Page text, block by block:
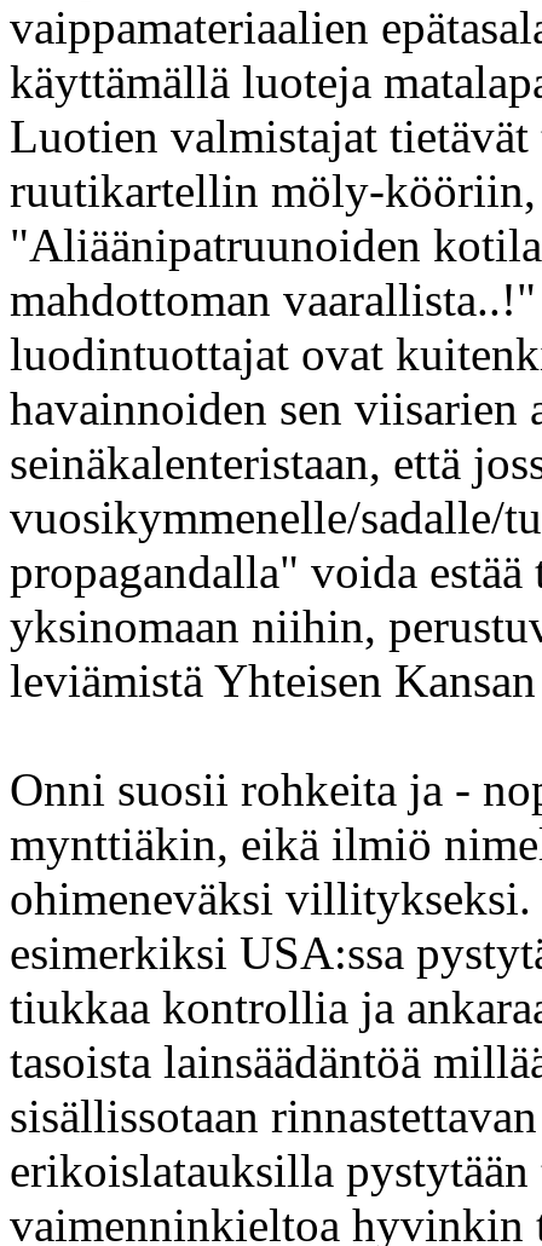
vaippamateriaalien
käyttämällä luoteja
Luotien valmistajat
ruutikartellin möly-kööriin,
"Aliäänipatruunoiden
mahdottoman
luodintuottajat ovat
havainnoiden sen viisarien
seinäkalenteristaan, että
vuosikymmenelle/sadalle/
propagandalla" voida
yksinomaan niihin,
leviämistä Yhteisen
Onni suosii rohkeita ja -
mynttiäkin, eikä ilmiö
ohimeneväksi villitykseksi.
esimerkiksi USA:ssa
tiukkaa kontrollia ja
tasoista lainsäädäntöä
sisällissotaan
erikoislatauksilla
vaimenninkieltoa hyvinkin